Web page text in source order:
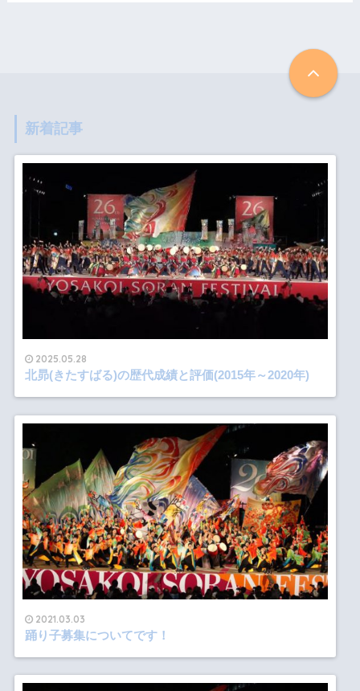
新着記事
2025.05.28
北昴(きたすばる)の歴代成績と評価(2015年～2020年)
2021.03.03
踊り子募集についてです！